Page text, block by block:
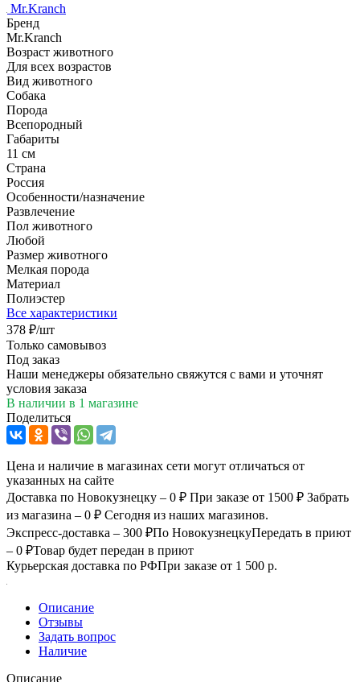
Mr.Kranch
Бренд
Mr.Kranch
Возраст животного
Для всех возрастов
Вид животного
Собака
Порода
Всепородный
Габариты
11 см
Страна
Россия
Особенности/назначение
Развлечение
Пол животного
Любой
Размер животного
Мелкая порода
Материал
Полиэстер
Все характеристики
378 ₽/шт
Только самовывоз
Под заказ
Наши менеджеры обязательно свяжутся с вами и уточнят
условия заказа
В наличии в 1 магазине
Поделиться
Цена и наличие в магазинах сети могут отличаться от
указанных на сайте
Доставка по Новокузнецку – 0 ₽ При заказе от 1500 ₽ Забрать
из магазина – 0 ₽ Сегодня из наших магазинов.
Экспресс-доставка – 300 ₽По НовокузнецкуПередать в приют
– 0 ₽Товар будет передан в приют
Курьерская доставка по РФПри заказе от 1 500 р.
Описание
Отзывы
Задать вопрос
Наличие
Описание